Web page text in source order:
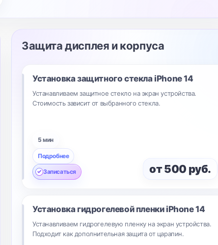
Защита дисплея и корпуса
Установка защитного стекла iPhone 14
Устанавливаем защитное стекло на экран устройства.
Стоимость зависит от выбранного стекла.
5 мин
Подробнее
Записаться от 500 руб.
Установка гидрогелевой пленки iPhone 14
Устанавливаем гидрогелевую пленку на экран устройства.
Подходит как дополнительная защита от царапин.